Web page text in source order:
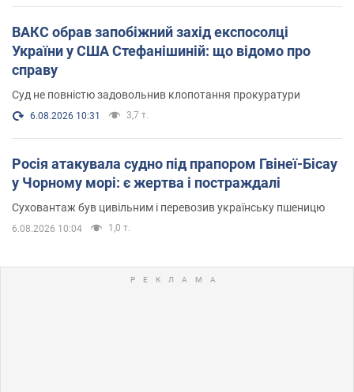
ВАКС обрав запобіжний захід експосолці
України у США Стефанішиній: що відомо про
справу
Суд не повністю задовольнив клопотання прокуратури
6.08.2026 10:31 3,7 т.
Росія атакувала судно під прапором Гвінеї-Бісау
у Чорному морі: є жертва і постраждалі
Суховантаж був цивільним і перевозив українську пшеницю
6.08.2026 10:04 1,0 т.